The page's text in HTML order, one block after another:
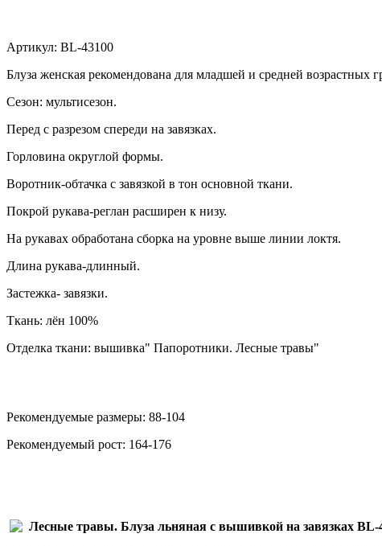
Артикул: BL-43100
Блуза женская рекомендована для младшей и средней возрастных
Сезон: мультисезон.
Перед с разрезом спереди на завязках.
Горловина округлой формы.
Воротник-обтачка с завязкой в тон основной ткани.
Покрой рукава-реглан расширен к низу.
На рукавах обработана сборка на уровне выше линии локтя.
Длина рукава-длинный.
Застежка- завязки.
Ткань: лён 100%
Отделка ткани: вышивка" Папоротники. Лесные травы"
Рекомендуемые размеры: 88-104
Рекомендуемый рост: 164-176